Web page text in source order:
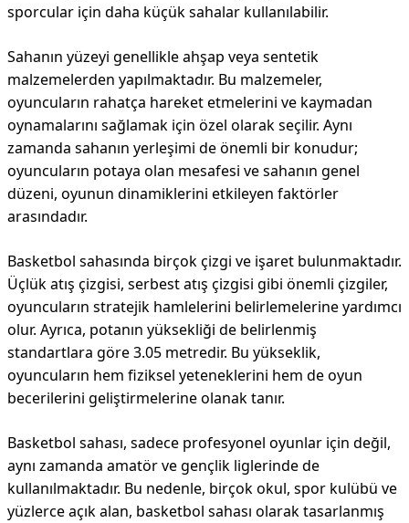
sporcular için daha küçük sahalar kullanılabilir.
Sahanın yüzeyi genellikle ahşap veya sentetik
malzemelerden yapılmaktadır. Bu malzemeler,
oyuncuların rahatça hareket etmelerini ve kaymadan
oynamalarını sağlamak için özel olarak seçilir. Aynı
zamanda sahanın yerleşimi de önemli bir konudur;
oyuncuların potaya olan mesafesi ve sahanın genel
düzeni, oyunun dinamiklerini etkileyen faktörler
arasındadır.
Basketbol sahasında birçok çizgi ve işaret bulunmaktadır.
Üçlük atış çizgisi, serbest atış çizgisi gibi önemli çizgiler,
oyuncuların stratejik hamlelerini belirlemelerine yardımcı
olur. Ayrıca, potanın yüksekliği de belirlenmiş
standartlara göre 3.05 metredir. Bu yükseklik,
oyuncuların hem fiziksel yeteneklerini hem de oyun
becerilerini geliştirmelerine olanak tanır.
Basketbol sahası, sadece profesyonel oyunlar için değil,
aynı zamanda amatör ve gençlik liglerinde de
kullanılmaktadır. Bu nedenle, birçok okul, spor kulübü ve
yüzlerce açık alan, basketbol sahası olarak tasarlanmış